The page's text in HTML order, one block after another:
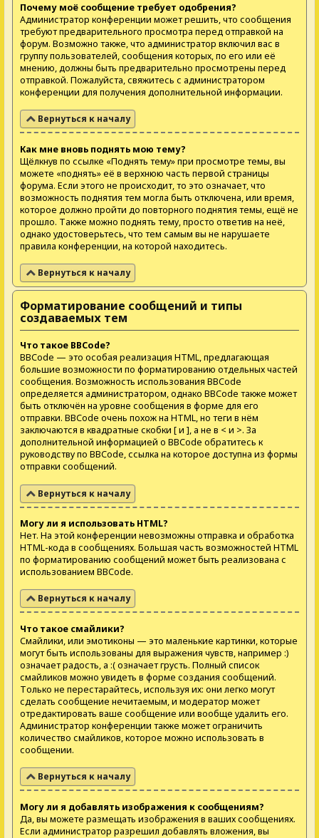
Почему моё сообщение требует одобрения?
Администратор конференции может решить, что сообщения
требуют предварительного просмотра перед отправкой на
форум. Возможно также, что администратор включил вас в
группу пользователей, сообщения которых, по его или её
мнению, должны быть предварительно просмотрены перед
отправкой. Пожалуйста, свяжитесь с администратором
конференции для получения дополнительной информации.
Вернуться к началу
Как мне вновь поднять мою тему?
Щёлкнув по ссылке «Поднять тему» при просмотре темы, вы
можете «поднять» её в верхнюю часть первой страницы
форума. Если этого не происходит, то это означает, что
возможность поднятия тем могла быть отключена, или время,
которое должно пройти до повторного поднятия темы, ещё не
прошло. Также можно поднять тему, просто ответив на неё,
однако удостоверьтесь, что тем самым вы не нарушаете
правила конференции, на которой находитесь.
Вернуться к началу
Форматирование сообщений и типы
создаваемых тем
Что такое BBCode?
BBCode — это особая реализация HTML, предлагающая
большие возможности по форматированию отдельных частей
сообщения. Возможность использования BBCode
определяется администратором, однако BBCode также может
быть отключён на уровне сообщения в форме для его
отправки. BBCode очень похож на HTML, но теги в нём
заключаются в квадратные скобки [ и ], а не в < и >. За
дополнительной информацией о BBCode обратитесь к
руководству по BBCode, ссылка на которое доступна из формы
отправки сообщений.
Вернуться к началу
Могу ли я использовать HTML?
Нет. На этой конференции невозможны отправка и обработка
HTML-кода в сообщениях. Большая часть возможностей HTML
по форматированию сообщений может быть реализована с
использованием BBCode.
Вернуться к началу
Что такое смайлики?
Смайлики, или эмотиконы — это маленькие картинки, которые
могут быть использованы для выражения чувств, например :)
означает радость, а :( означает грусть. Полный список
смайликов можно увидеть в форме создания сообщений.
Только не перестарайтесь, используя их: они легко могут
сделать сообщение нечитаемым, и модератор может
отредактировать ваше сообщение или вообще удалить его.
Администратор конференции также может ограничить
количество смайликов, которое можно использовать в
сообщении.
Вернуться к началу
Могу ли я добавлять изображения к сообщениям?
Да, вы можете размещать изображения в ваших сообщениях.
Если администратор разрешил добавлять вложения, вы